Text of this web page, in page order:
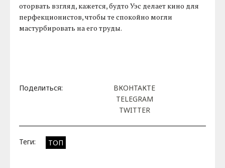
оторвать взгляд, кажется, будто Уэс делает кино для
перфекционистов, чтобы те спокойно могли
мастурбировать на его труды.
Поделиться:
ВКОНТАКТЕ
TELEGRAM
TWITTER
Теги: ТОП